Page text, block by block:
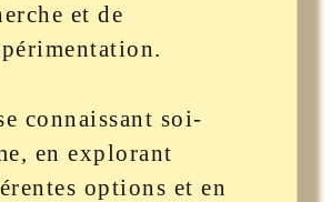
et de
connaissant soi-
en explorant
options et en